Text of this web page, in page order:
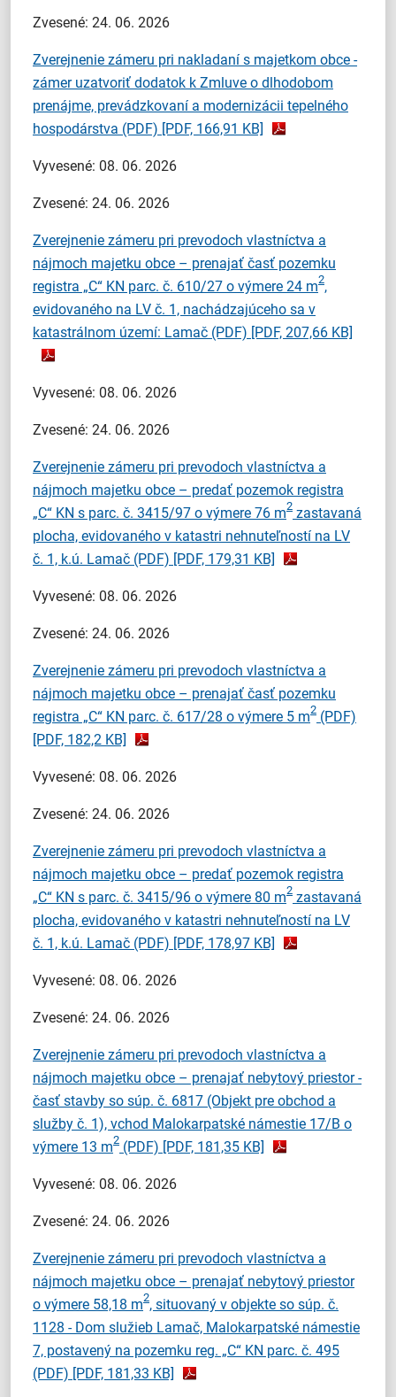
Zvesené: 24. 06. 2026
Zverejnenie zámeru pri nakladaní s majetkom obce -
zámer uzatvoriť dodatok k Zmluve o dlhodobom
prenájme, prevádzkovaní a modernizácii tepelného
hospodárstva (PDF) [PDF, 166,91 KB]
Vyvesené: 08. 06. 2026
Zvesené: 24. 06. 2026
Zverejnenie zámeru pri prevodoch vlastníctva a
nájmoch majetku obce – prenajať časť pozemku
registra „C“ KN parc. č. 610/27 o výmere 24 m2,
evidovaného na LV č. 1, nachádzajúceho sa v
katastrálnom území: Lamač (PDF) [PDF, 207,66 KB]
Vyvesené: 08. 06. 2026
Zvesené: 24. 06. 2026
Zverejnenie zámeru pri prevodoch vlastníctva a
nájmoch majetku obce – predať pozemok registra
„C“ KN s parc. č. 3415/97 o výmere 76 m2 zastavaná
plocha, evidovaného v katastri nehnuteľností na LV
č. 1, k.ú. Lamač (PDF) [PDF, 179,31 KB]
Vyvesené: 08. 06. 2026
Zvesené: 24. 06. 2026
Zverejnenie zámeru pri prevodoch vlastníctva a
nájmoch majetku obce – prenajať časť pozemku
registra „C“ KN parc. č. 617/28 o výmere 5 m2 (PDF)
[PDF, 182,2 KB]
Vyvesené: 08. 06. 2026
Zvesené: 24. 06. 2026
Zverejnenie zámeru pri prevodoch vlastníctva a
nájmoch majetku obce – predať pozemok registra
„C“ KN s parc. č. 3415/96 o výmere 80 m2 zastavaná
plocha, evidovaného v katastri nehnuteľností na LV
č. 1, k.ú. Lamač (PDF) [PDF, 178,97 KB]
Vyvesené: 08. 06. 2026
Zvesené: 24. 06. 2026
Zverejnenie zámeru pri prevodoch vlastníctva a
nájmoch majetku obce – prenajať nebytový priestor -
časť stavby so súp. č. 6817 (Objekt pre obchod a
služby č. 1), vchod Malokarpatské námestie 17/B o
výmere 13 m2 (PDF) [PDF, 181,35 KB]
Vyvesené: 08. 06. 2026
Zvesené: 24. 06. 2026
Zverejnenie zámeru pri prevodoch vlastníctva a
nájmoch majetku obce – prenajať nebytový priestor
o výmere 58,18 m2, situovaný v objekte so súp. č.
1128 - Dom služieb Lamač, Malokarpatské námestie
7, postavený na pozemku reg. „C“ KN parc. č. 495
(PDF) [PDF, 181,33 KB]